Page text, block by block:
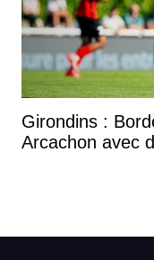
Girondins :
Arcachon avec